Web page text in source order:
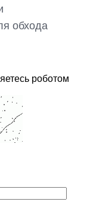
обхода
роботом